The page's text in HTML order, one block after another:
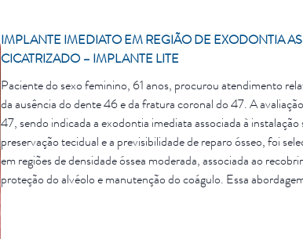
IMPLANTE IMEDIATO EM REGIÃO DE EXODONTIA
CICATRIZADO – IMPLANTE LITE
Paciente do sexo feminino, 61 anos, procurou atendimento
da ausência do dente 46 e da fratura coronal do 47. A
47, sendo indicada a exodontia imediata associada à
preservação tecidual e a previsibilidade de reparo ósseo, foi
em regiões de densidade óssea moderada, associada ao
proteção do alvéolo e manutenção do coágulo. Essa